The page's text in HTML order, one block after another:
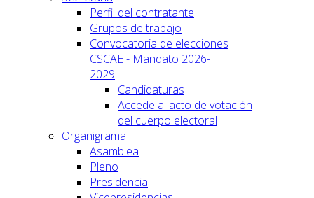
Perfil del contratante
Grupos de trabajo
Convocatoria de elecciones
CSCAE - Mandato 2026-
2029
Candidaturas
Accede al acto de votación
del cuerpo electoral
Organigrama
Asamblea
Pleno
Presidencia